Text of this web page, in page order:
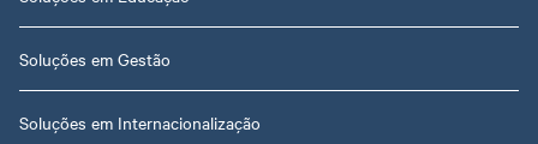
Soluções em Gestão
Soluções em Internacionalização